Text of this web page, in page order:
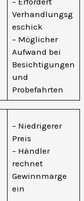
Verhandlungsg
eschick
– Möglicher
Aufwand bei
Besichtigungen
und
Probefahrten
– Niedrigerer
Preis
– Händler
rechnet
Gewinnmarge
ein